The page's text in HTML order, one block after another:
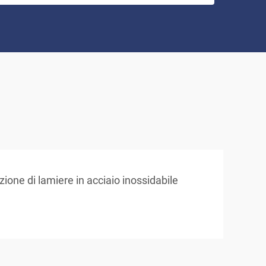
di lamiere in acciaio inossidabile